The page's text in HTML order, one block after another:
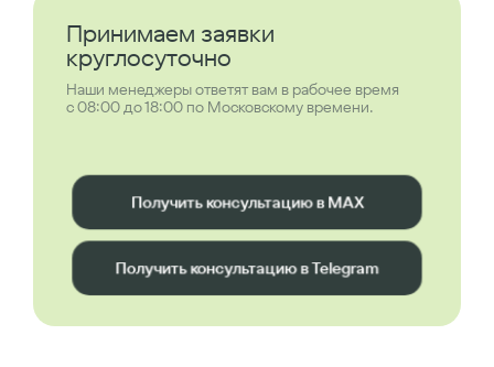
Принимаем заявки
круглосуточно
Наши менеджеры ответят вам в рабочее время
с 08:00 до 18:00 по Московскому времени.
Получить консультацию в MAX
Получить консультацию в Telegram